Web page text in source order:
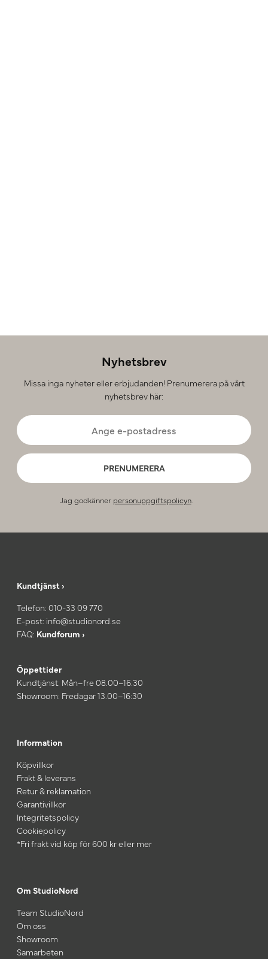
Nyhetsbrev
Missa inga nyheter eller erbjudanden! Prenumerera på vårt
nyhetsbrev här:
PRENUMERERA
Jag godkänner personuppgiftspolicyn.
Kundtjänst ›
Telefon: 010-33 09 770
E-post: info@studionord.se
FAQ: Kundforum ›
Öppettider
Kundtjänst: Mån–fre 08.00–16:30
Showroom: Fredagar 13.00–16:30
Information
Köpvillkor
Frakt & leverans
Retur & reklamation
Garantivillkor
Integritetspolicy
Cookiepolicy
*Fri frakt vid köp för 600 kr eller mer
Om StudioNord
Team StudioNord
Om oss
Showroom
Samarbeten